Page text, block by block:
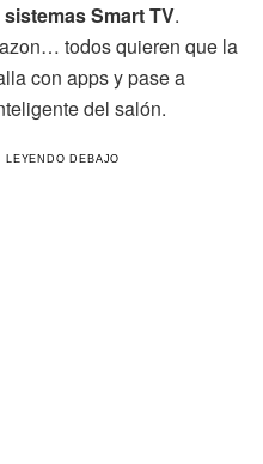
Smart TV.
todos quieren que la
con apps y pase a
del salón.